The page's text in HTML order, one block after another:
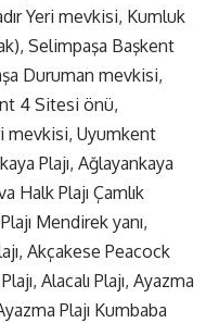
Yeri mevkisi, Kumluk
Selimpaşa Başkent
Duruman mevkisi,
4 Sitesi önü,
mevkisi, Uyumkent
Plajı, Ağlayankaya
Halk Plajı Çamlık
Mendirek yanı,
Akçakese Peacock
Alacalı Plajı, Ayazma
Plajı Kumbaba